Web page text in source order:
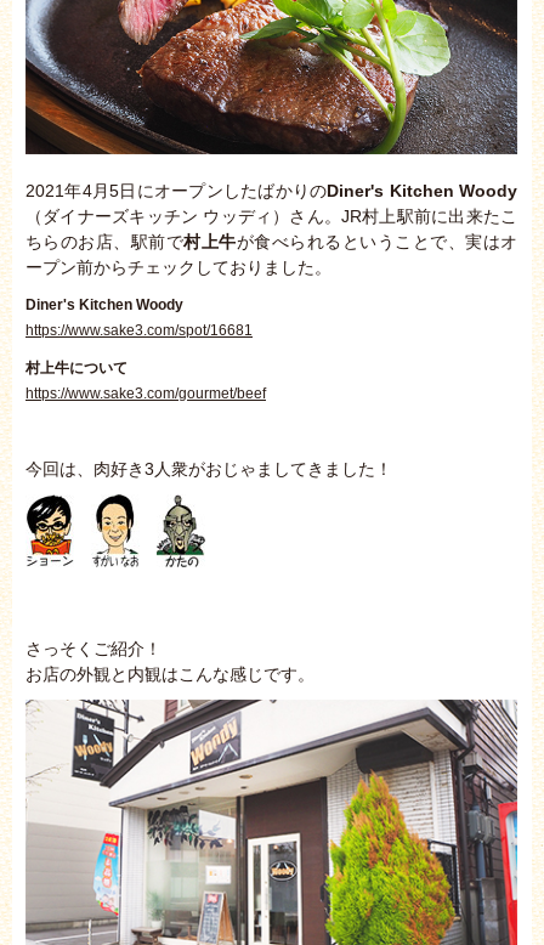
2021年4月5日にオープンしたばかりのDiner's Kitchen Woody
（ダイナーズキッチン ウッディ）さん。JR村上駅前に出来たこ
ちらのお店、駅前で村上牛が食べられるということで、実はオ
ープン前からチェックしておりました。
Diner's Kitchen Woody
https://www.sake3.com/spot/16681
村上牛について
https://www.sake3.com/gourmet/beef
今回は、肉好き3人衆がおじゃましてきました！
さっそくご紹介！
お店の外観と内観はこんな感じです。